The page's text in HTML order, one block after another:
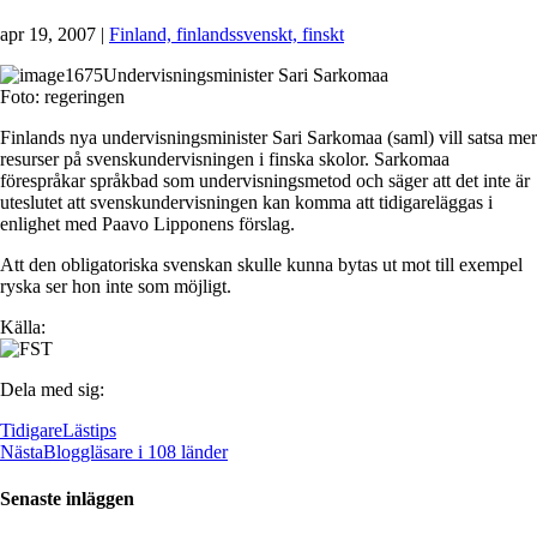
apr 19, 2007 | Finland, finlandssvenskt, finskt
Undervisningsminister Sari Sarkomaa
Foto: regeringen
Finlands nya undervisningsminister Sari Sarkomaa (saml) vill satsa mer
resurser på svenskundervisningen i finska skolor. Sarkomaa
förespråkar språkbad som undervisningsmetod och säger att det inte är
uteslutet att svenskundervisningen kan komma att tidigareläggas i
enlighet med Paavo Lipponens förslag.
Att den obligatoriska svenskan skulle kunna bytas ut mot till exempel
ryska ser hon inte som möjligt.
Källa:
Dela med sig:
TidigareLästips
NästaBloggläsare i 108 länder
Senaste inläggen